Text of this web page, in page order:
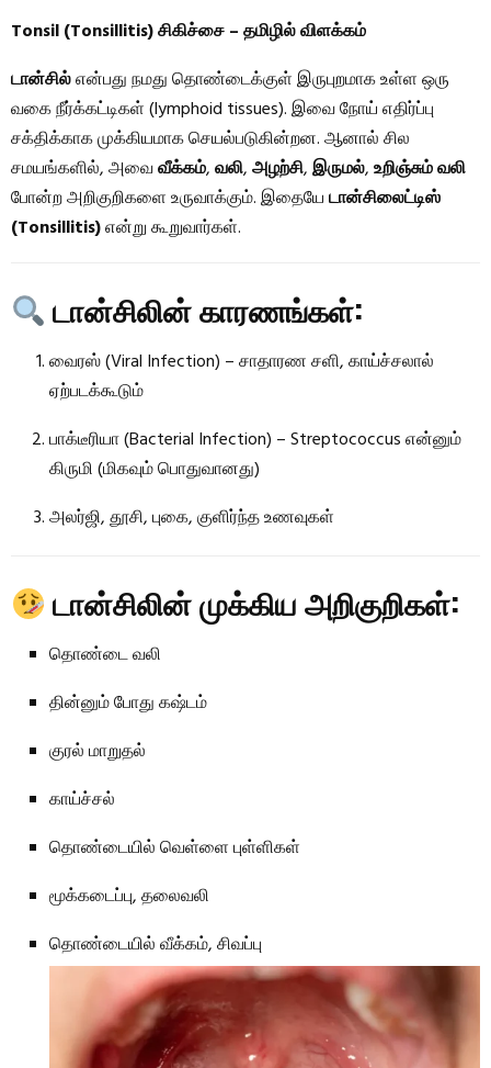
Tonsil (Tonsillitis) சிகிச்சை – தமிழில் விளக்கம்
டான்சில்என்பது நமது தொண்டைக்குள் இருபுறமாக உள்ள ஒரு
வகை நீர்க்கட்டிகள் (lymphoid tissues). இவை நோய் எதிர்ப்பு
சக்திக்காக முக்கியமாக செயல்படுகின்றன. ஆனால் சில
சமயங்களில், அவைவீக்கம்,வலி,அழற்சி,இருமல்,உறிஞ்சும் வலி
போன்ற அறிகுறிகளை உருவாக்கும். இதையேடான்சிலைட்டிஸ்
(Tonsillitis)என்று கூறுவார்கள்.
டான்சிலின் காரணங்கள்:
வைரஸ் (Viral Infection) – சாதாரண சளி, காய்ச்சலால்
ஏற்படக்கூடும்
பாக்டீரியா (Bacterial Infection) – Streptococcus என்னும்
கிருமி (மிகவும் பொதுவானது)
அலர்ஜி, தூசி, புகை, குளிர்ந்த உணவுகள்
டான்சிலின் முக்கிய அறிகுறிகள்:
தொண்டை வலி
தின்னும் போது கஷ்டம்
குரல் மாறுதல்
காய்ச்சல்
தொண்டையில் வெள்ளை புள்ளிகள்
மூக்கடைப்பு, தலைவலி
தொண்டையில் வீக்கம், சிவப்பு